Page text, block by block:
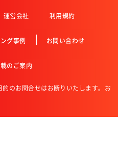
運営会社 利用規約
グ事例 お問い合わせ
のご案内
のお問合せはお断りいたします。お